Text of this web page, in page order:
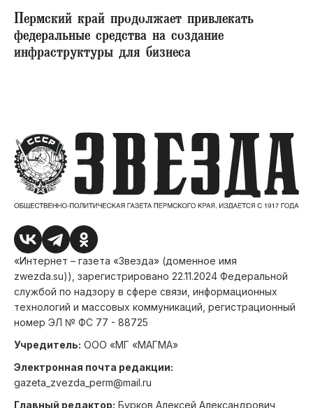
Пермский край продолжает привлекать
федеральные средства на создание
инфраструктуры для бизнеса
«Интернет – газета «Звезда» (доменное имя
zwezda.su)), зарегистрировано 22.11.2024 Федеральной
службой по надзору в сфере связи, информационных
технологий и массовых коммуникаций, регистрационный
номер ЭЛ № ФС 77 - 88725
Учредитель: ООО «МГ «МАГМА»
Электронная почта редакции:
gazeta_zvezda_perm@mail.ru
Главный редактор: Бурков Алексей Александрович